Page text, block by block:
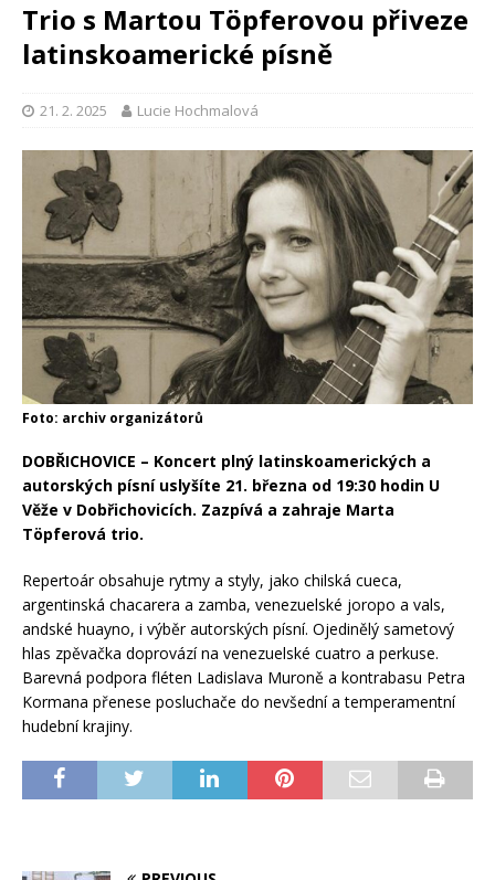
Trio s Martou Töpferovou přiveze
latinskoamerické písně
21. 2. 2025 Lucie Hochmalová
Foto: archiv organizátorů
DOBŘICHOVICE – Koncert plný latinskoamerických a
autorských písní uslyšíte 21. března od 19:30 hodin U
Věže v Dobřichovicích. Zazpívá a zahraje Marta
Töpferová trio.
Repertoár obsahuje rytmy a styly, jako chilská cueca,
argentinská chacarera a zamba, venezuelské joropo a vals,
andské huayno, i výběr autorských písní. Ojedinělý sametový
hlas zpěvačka doprovází na venezuelské cuatro a perkuse.
Barevná podpora fléten Ladislava Muroně a kontrabasu Petra
Kormana přenese posluchače do nevšední a temperamentní
hudební krajiny.